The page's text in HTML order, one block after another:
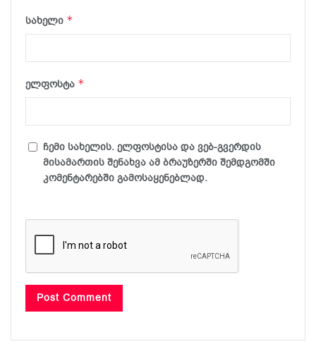
სახელი *
ელფოსტა *
ჩემი სახელის. ელფოსტისა და ვებ-გვერდის
მისამართის შენახვა ამ ბრაუზერში შემდგომში
კომენტარებში გამოსაყენებლად.